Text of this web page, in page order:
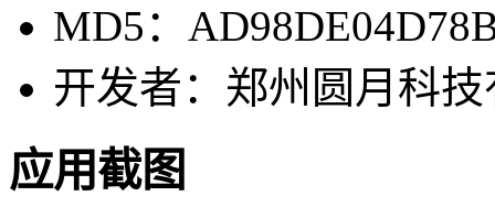
MD5：
开发者：郑州圆月科
应用截图